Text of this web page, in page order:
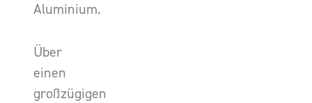
Aluminium.
Über
einen
großzügigen